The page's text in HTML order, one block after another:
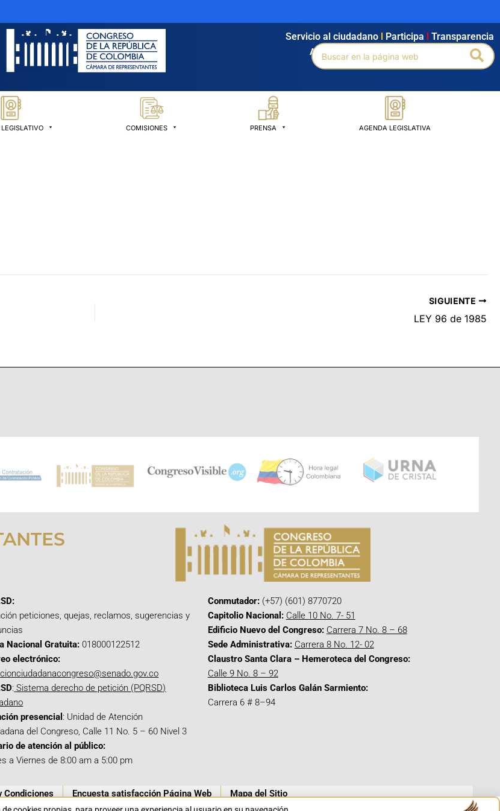
Agendamiento Intranet Búsqueda avanzada
Servicio al ciudadano Participa Transparencia
Buscar
por:
LEGISLATIVO COMISIONES PRENSA AGENDA LEGISLATIVA
SIGUIENTE
LEY 96 de 1985
peticiones, quejas, reclamos, sugerencias y
Nacional Gratuita: 018000122512
electrónico:
: Sistema derecho de petición (PQRSD)
presencial : Unidad de Atención
del Congreso, Calle 11 No. 5 – 60 Nivel 3
de atención al público:
a Viernes de 8:00 am a 5:00 pm
Conmutador:(+57) (601) 8770720
Capitolio Nacional: Calle 10 No. 7- 51
Edificio Nuevo del Congreso: Carrera 7 No. 8 – 68
Sede Administrativa: Carrera 8 No. 12- 02
Claustro Santa Clara – Hemeroteca del Congreso:
Calle 9 No. 8 – 92
Biblioteca Luis Carlos Galán Sarmiento:
Carrera 6 # 8–94
Condiciones Encuesta satisfacción Página Web Mapa del Sitio